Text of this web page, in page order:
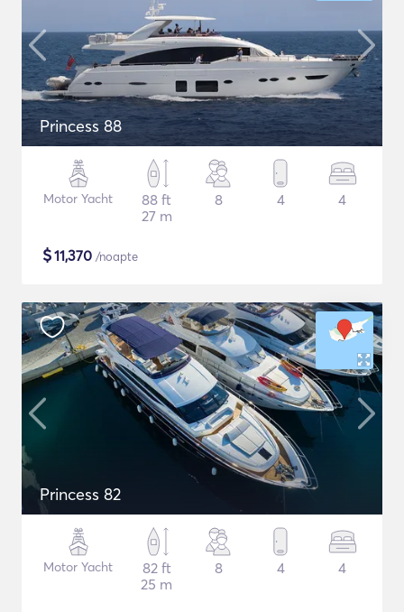
Princess 88
Motor Yacht
88 ft
27 m
8 4 4
$11,370 /noapte
Princess 82
Motor Yacht
82 ft
25 m
8 4 4